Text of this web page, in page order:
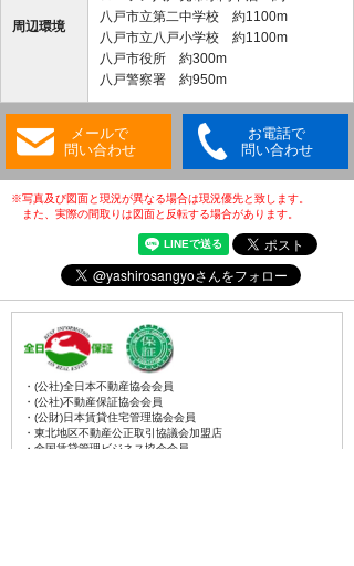
周辺環境
八戸市立第二中学校 約1100m
八戸市立八戸小学校 約1100m
八戸市役所 約300m
八戸警察署 約950m
メールで
問い合わせ
お電話で
問い合わせ
※写真及び図面と現況が異なる場合は現況優先と致します。
また、実際の間取りは図面と反転する場合があります。
・(公社)全日本不動産協会会員
・(公社)不動産保証協会会員
・(公財)日本賃貸住宅管理協会会員
・東北地区不動産公正取引協議会加盟店
・全国賃貸管理ビジネス協会会員